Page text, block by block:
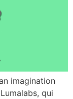
imagination
qui